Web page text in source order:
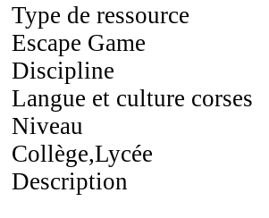
Type de ressource
Escape Game
Discipline
Langue et culture corses
Niveau
Collège,Lycée
Description